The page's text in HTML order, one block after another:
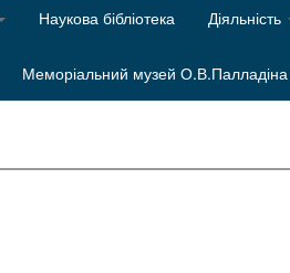
Наукова бібліотека Діяльність
Меморіальний музей О.В.Палладіна